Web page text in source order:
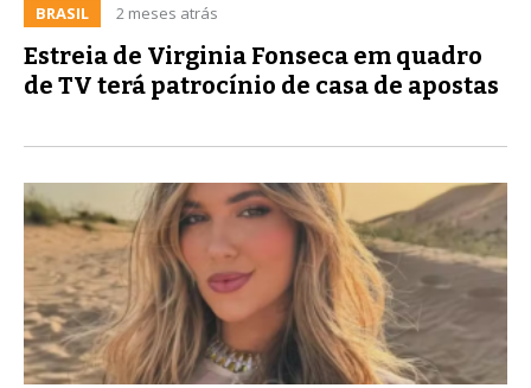
BRASIL 2 meses atrás
Estreia de Virginia Fonseca em quadro
de TV terá patrocínio de casa de apostas